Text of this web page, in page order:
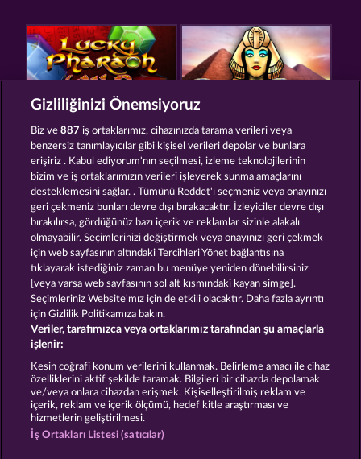
RAMSES BOOK JACK POTTER & THE BOOK OF DYNASTIES 6
Hüküm ve Koşullar Gizlilik Beyanı Künye
Şirket SSS Facebook
İptal talebini gönder
Gizliliğinizi Önemsiyoruz
Biz ve887 iş ortaklarımız, cihazınızda tarama verileri veya
benzersiz tanımlayıcılar gibi kişisel verileri depolar ve bunlara
erişiriz . Kabul ediyorum'nın seçilmesi, izleme teknolojilerinin
bizim ve iş ortaklarımızın verileri işleyerek sunma amaçlarını
desteklemesini sağlar. . Tümünü Reddet'ı seçmeniz veya onayınızı
geri çekmeniz bunları devre dışı bırakacaktır. İzleyiciler devre dışı
bırakılırsa, gördüğünüz bazı içerik ve reklamlar sizinle alakalı
olmayabilir. Seçimlerinizi değiştirmek veya onayınızı geri çekmek
için web sayfasının altındaki Tercihleri Yönet bağlantısına
tıklayarak istediğiniz zaman bu menüye yeniden dönebilirsiniz
[veya varsa web sayfasının sol alt kısmındaki kayan simge].
Seçimleriniz Website'mız için de etkili olacaktır. Daha fazla ayrıntı
için Gizlilik Politikamıza bakın.
Veriler, tarafımızca veya ortaklarımız tarafından şu amaçlarla
işlenir:
Kesin coğrafi konum verilerini kullanmak. Belirleme amacı ile cihaz
özelliklerini aktif şekilde taramak. Bilgileri bir cihazda depolamak
ve/veya onlara cihazdan erişmek. Kişiselleştirilmiş reklam ve
içerik, reklam ve içerik ölçümü, hedef kitle araştırması ve
hizmetlerin geliştirilmesi.
İş Ortakları Listesi (satıcılar)